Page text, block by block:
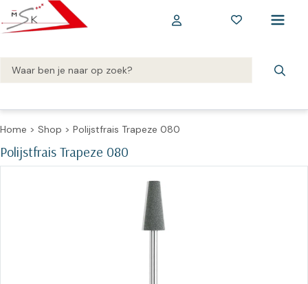
Home > Shop > Polijstfrais Trapeze 080
Polijstfrais Trapeze 080